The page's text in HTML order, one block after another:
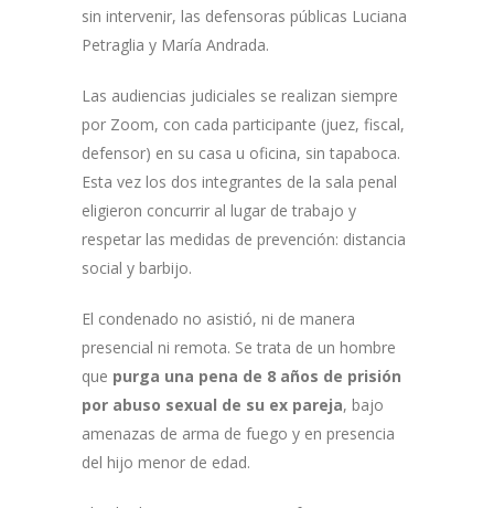
sin intervenir, las defensoras públicas Luciana
Petraglia y María Andrada.
Las audiencias judiciales se realizan siempre
por Zoom, con cada participante (juez, fiscal,
defensor) en su casa u oficina, sin tapaboca.
Esta vez los dos integrantes de la sala penal
eligieron concurrir al lugar de trabajo y
respetar las medidas de prevención: distancia
social y barbijo.
El condenado no asistió, ni de manera
presencial ni remota. Se trata de un hombre
que purga una pena de 8 años de prisión
por abuso sexual de su ex pareja, bajo
amenazas de arma de fuego y en presencia
del hijo menor de edad.